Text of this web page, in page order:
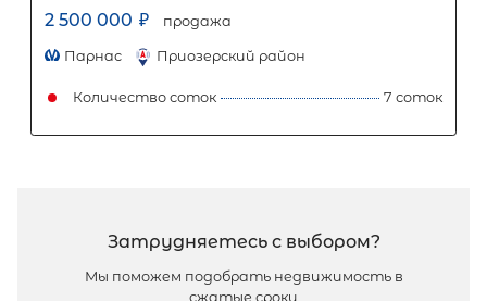
2 700 000 ₽ продажа
Проспект Ветеранов